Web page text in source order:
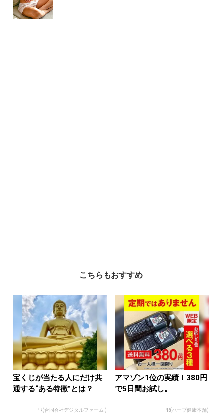
こちらもおすすめ
宝くじが当たる人にだけ共
通する“ある特徴”とは？
PR(合同会社デジタルファーム )
アマゾン1位の実績！380円
で5日間お試し。
PR(ハーブ健康本舗)